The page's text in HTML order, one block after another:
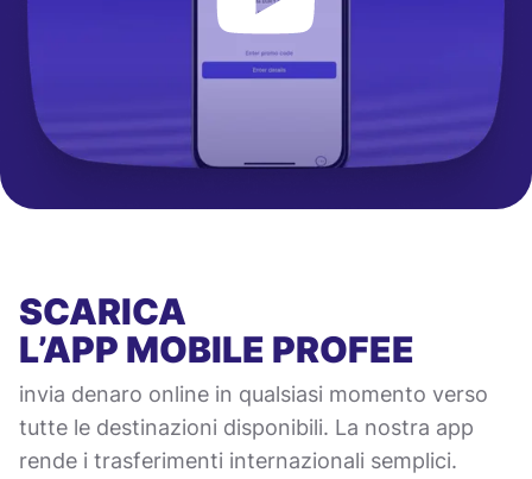
SCARICA
L’APP MOBILE PROFEE
invia denaro online in qualsiasi momento verso
tutte le destinazioni disponibili. La nostra app
rende i trasferimenti internazionali semplici.